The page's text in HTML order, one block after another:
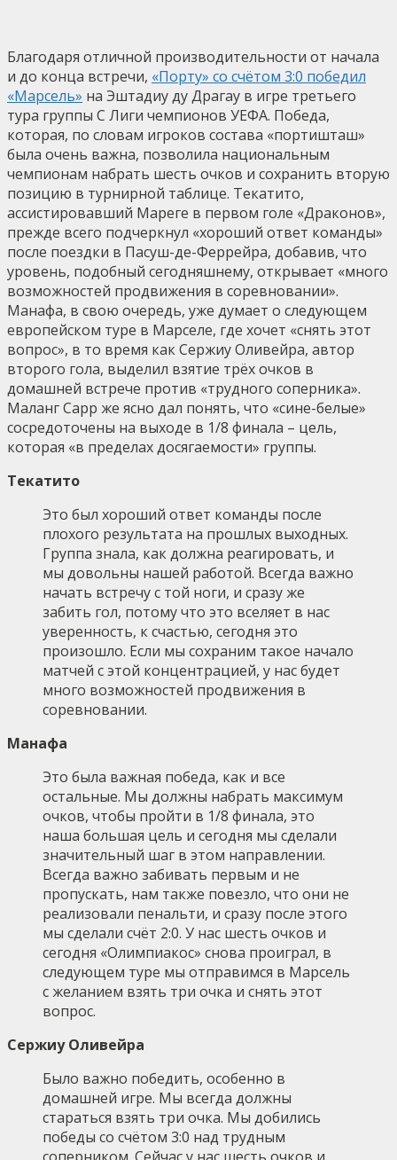
Благодаря отличной производительности от начала
и до конца встречи, «Порту» со счётом 3:0 победил
«Марсель» на Эштадиу ду Драгау в игре третьего
тура группы С Лиги чемпионов УЕФА. Победа,
которая, по словам игроков состава «портишташ»
была очень важна, позволила национальным
чемпионам набрать шесть очков и сохранить вторую
позицию в турнирной таблице. Текатито,
ассистировавший Мареге в первом голе «Драконов»,
прежде всего подчеркнул «хороший ответ команды»
после поездки в Пасуш-де-Феррейра, добавив, что
уровень, подобный сегодняшнему, открывает «много
возможностей продвижения в соревновании».
Манафа, в свою очередь, уже думает о следующем
европейском туре в Марселе, где хочет «снять этот
вопрос», в то время как Сержиу Оливейра, автор
второго гола, выделил взятие трёх очков в
домашней встрече против «трудного соперника».
Маланг Сарр же ясно дал понять, что «сине-белые»
сосредоточены на выходе в 1/8 финала – цель,
которая «в пределах досягаемости» группы.
Текатито
Это был хороший ответ команды после
плохого результата на прошлых выходных.
Группа знала, как должна реагировать, и
мы довольны нашей работой. Всегда важно
начать встречу с той ноги, и сразу же
забить гол, потому что это вселяет в нас
уверенность, к счастью, сегодня это
произошло. Если мы сохраним такое начало
матчей с этой концентрацией, у нас будет
много возможностей продвижения в
соревновании.
Манафа
Это была важная победа, как и все
остальные. Мы должны набрать максимум
очков, чтобы пройти в 1/8 финала, это
наша большая цель и сегодня мы сделали
значительный шаг в этом направлении.
Всегда важно забивать первым и не
пропускать, нам также повезло, что они не
реализовали пенальти, и сразу после этого
мы сделали счёт 2:0. У нас шесть очков и
сегодня «Олимпиакос» снова проиграл, в
следующем туре мы отправимся в Марсель
с желанием взять три очка и снять этот
вопрос.
Сержиу Оливейра
Было важно победить, особенно в
домашней игре. Мы всегда должны
стараться взять три очка. Мы добились
победы со счётом 3:0 над трудным